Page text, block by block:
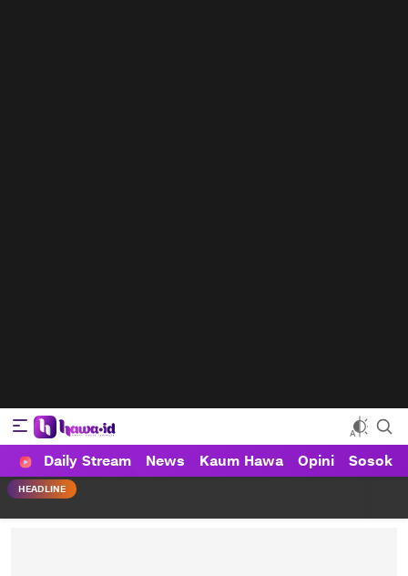
HAWA
Haluan Wanita Indonesia
Daily Stream News Kaum Hawa Opini Sosok
HEADLINE